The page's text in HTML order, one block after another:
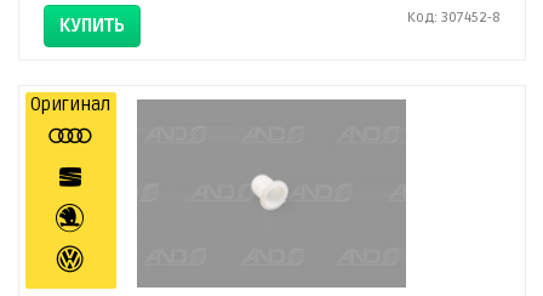
КУПИТЬ Код: 307452-8
Оригинал